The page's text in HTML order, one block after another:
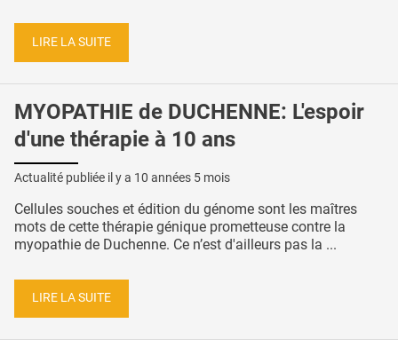
LIRE LA SUITE
MYOPATHIE de DUCHENNE: L'espoir
d'une thérapie à 10 ans
Actualité publiée il y a 10 années 5 mois
Cellules souches et édition du génome sont les maîtres
mots de cette thérapie génique prometteuse contre la
myopathie de Duchenne. Ce n’est d'ailleurs pas la ...
LIRE LA SUITE